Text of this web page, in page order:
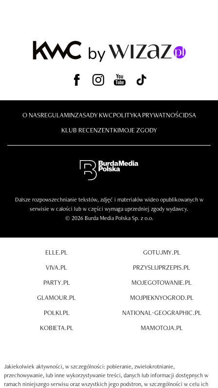
O NASREGULAMINZASADY KWCPOLITYKA PRYWATNOŚCIDSA
KLUB RECENZENTKIMOJE ZGODY
Dalsze rozpowszechnianie tekstów, zdjęć i materiałów wideo opublikowanych w
serwisie w całości lub w części wymaga uprzedniej zgody wydawcy.
© 2026 Burda Media Polska Sp. z o.o.
ELLE.PL
VIVA.PL
PARTY.PL
GLAMOUR.PL
POLKI.PL
KOBIETA.PL
GOTUJMY.PL
PRZYSLIJPRZEPIS.PL
MOJEGOTOWANIE.PL
MOJPIEKNYOGROD.PL
NATIONAL-GEOGRAPHIC.PL
MAMOTOJA.PL
Jakiekolwiek aktywności, w szczególności: pobieranie, zwielokrotnianie,
przechowywanie, lub inne wykorzystywanie treści, danych lub informacji dostępnych w
ramach niniejszego serwisu oraz wszystkich jego podstron, w szczególności w celu ich